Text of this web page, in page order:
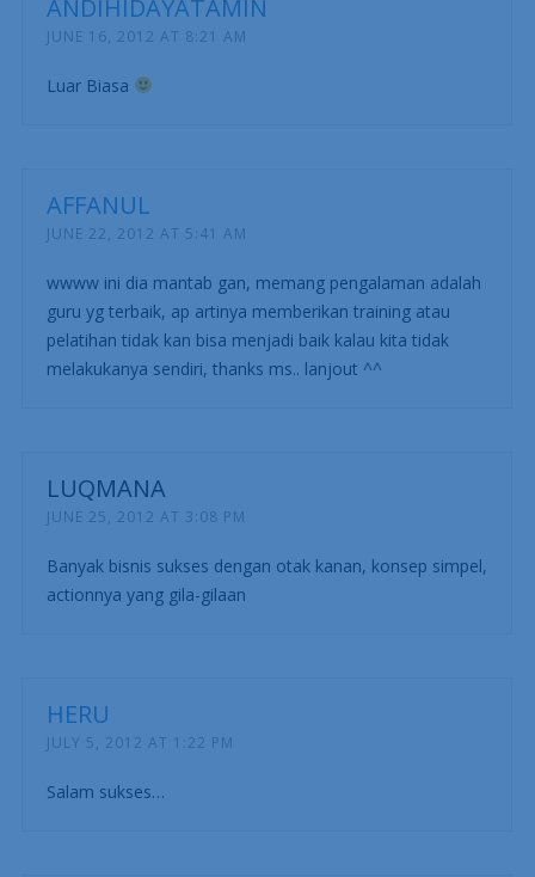
ANDIHIDAYATAMIN
JUNE 16, 2012 AT 8:21 AM
Luar Biasa
AFFANUL
JUNE 22, 2012 AT 5:41 AM
wwww ini dia mantab gan, memang pengalaman adalah
guru yg terbaik, ap artinya memberikan training atau
pelatihan tidak kan bisa menjadi baik kalau kita tidak
melakukanya sendiri, thanks ms.. lanjout ^^
LUQMANA
JUNE 25, 2012 AT 3:08 PM
Banyak bisnis sukses dengan otak kanan, konsep simpel,
actionnya yang gila-gilaan
HERU
JULY 5, 2012 AT 1:22 PM
Salam sukses…